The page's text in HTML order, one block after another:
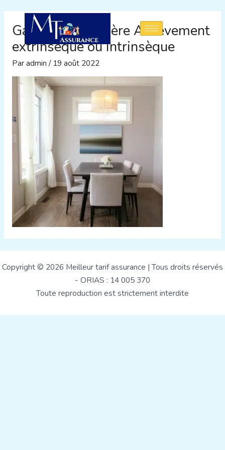
contenuGarantie Financière Achèvement
extrinsèque ou intrinsèque
Paradmin / 19 août 2022
Copyright © 2026 Meilleur tarif assurance | Tous droits réservés
- ORIAS : 14 005 370
Toute reproduction est strictement interdite